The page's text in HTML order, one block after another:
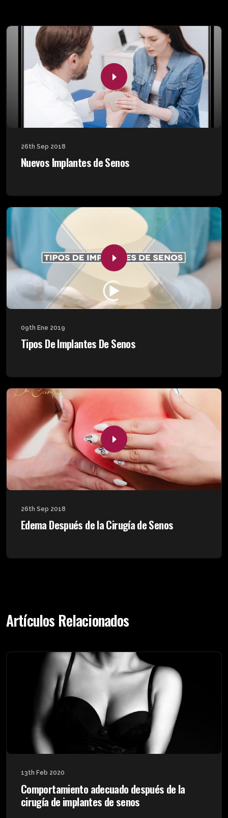
26th Sep 2018
Nuevos Implantes de Senos
09th Ene 2019
Tipos De Implantes De Senos
26th Sep 2018
Edema Después de la Cirugía de Senos
Artículos Relacionados
13th Feb 2020
Comportamiento adecuado después de la
cirugía de implantes de senos